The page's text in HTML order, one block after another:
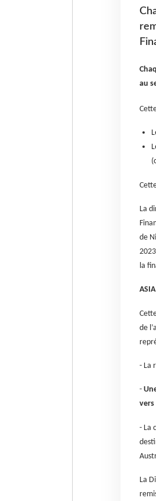
au
La
de
la
de
- La
-
vers
- La
La